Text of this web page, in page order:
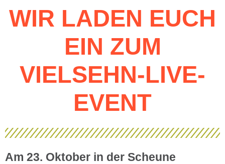
WIR LADEN EUCH
EIN ZUM
VIELSEHN-LIVE-
EVENT
Am 23. Oktober in der Scheune